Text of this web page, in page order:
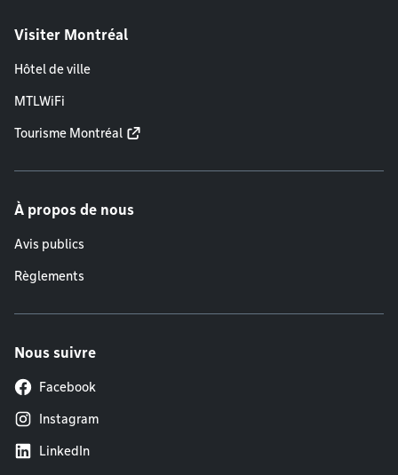
Visiter Montréal
Hôtel de ville
MTLWiFi
Tourisme Montréal
À propos de nous
Avis publics
Règlements
Nous suivre
Facebook
Instagram
LinkedIn